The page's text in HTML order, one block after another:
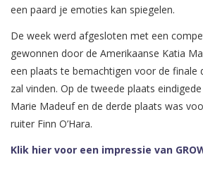
een paard je emoties kan spiegelen.
De week werd afgesloten met een
gewonnen door de Amerikaanse Katia
een plaats te bemachtigen voor de finale
zal vinden. Op de tweede plaats
Marie Madeuf en de derde plaats was
ruiter Finn O’Hara.
Klik hier voor een impressie van